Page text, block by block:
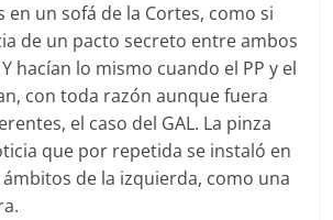
en un sofá de la Cortes, como si
de un pacto secreto entre ambos
hacían lo mismo cuando el PP y el
con toda razón aunque fuera
el caso del GAL. La pinza
que por repetida se instaló en
ámbitos de la izquierda, como una